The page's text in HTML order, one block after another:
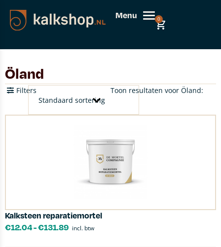
Menu 0
Öland
Toon resultaten voor Öland:
Filters
Kalksteen reparatiemortel
€12.04-€131.89 incl. btw